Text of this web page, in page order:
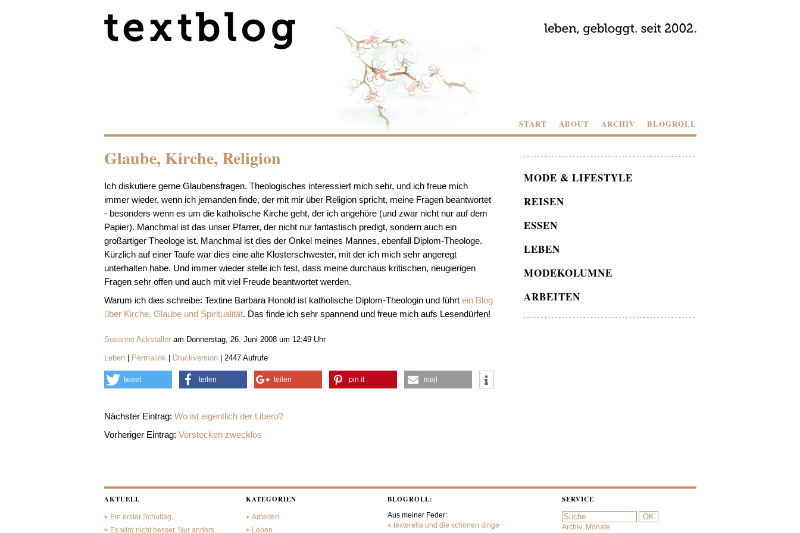
START ABOUT ARCHIV BLOGROLL
Glaube, Kirche, Religion
Ich diskutiere gerne Glaubensfragen. Theologisches interessiert mich sehr, und ich freue mich
immer wieder, wenn ich jemanden finde, der mit mir über Religion spricht, meine Fragen beantwortet
- besonders wenn es um die katholische Kirche geht, der ich angehöre (und zwar nicht nur auf dem
Papier). Manchmal ist das unser Pfarrer, der nicht nur fantastisch predigt, sondern auch ein
großartiger Theologe ist. Manchmal ist dies der Onkel meines Mannes, ebenfall Diplom-Theologe.
Kürzlich auf einer Taufe war dies eine alte Klosterschwester, mit der ich mich sehr angeregt
unterhalten habe. Und immer wieder stelle ich fest, dass meine durchaus kritischen, neugierigen
Fragen sehr offen und auch mit viel Freude beantwortet werden.
Warum ich dies schreibe: Textine Barbara Honold ist katholische Diplom-Theologin und führt ein Blog
über Kirche, Glaube und Spiritualität. Das finde ich sehr spannend und freue mich aufs Lesendürfen!
Susanne Ackstalleram Donnerstag, 26. Juni 2008 um 12:49 Uhr
Leben Permalink| Druckversion| 2447 Aufrufe
tweet teilen teilen pin it mail
Nächster Eintrag: Wo ist eigentlich der Libero?
Vorheriger Eintrag: Verstecken zwecklos
MODE & LIFESTYLE
REISEN
ESSEN
LEBEN
MODEKOLUMNE
ARBEITEN
AKTUELL
Ein erster Schultag.
Es wird nicht besser. Nur anders.
KATEGORIEN
Arbeiten
Leben
BLOGROLL:
Aus meiner Feder:
texterella und die schönen dinge
SERVICE
Archiv: Monate